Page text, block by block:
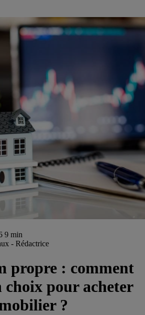
9 min
- Rédactrice
propre : comment
choix pour acheter
?